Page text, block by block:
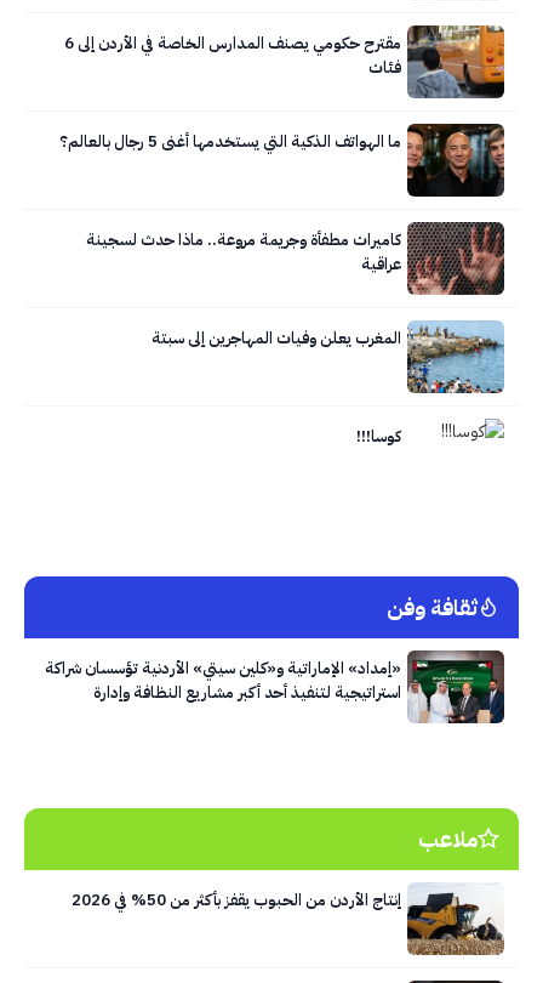
مقترح حكومي يصنف المدارس الخاصة في الأردن إلى 6
فئات
ما الهواتف الذكية التي يستخدمها أغنى 5 رجال بالعالم؟
كاميرات مطفأة وجريمة مروعة.. ماذا حدث لسجينة
عراقية
المغرب يعلن وفيات المهاجرين إلى سبتة
كوسا!!!
ثقافة وفن
«إمداد» الإماراتية و«كلين سيتي» الأردنية تؤسسان شراكة
استراتيجية لتنفيذ أحد أكبر مشاريع النظافة وإدارة
ملاعب
إنتاج الأردن من الحبوب يقفز بأكثر من 50% في 2026